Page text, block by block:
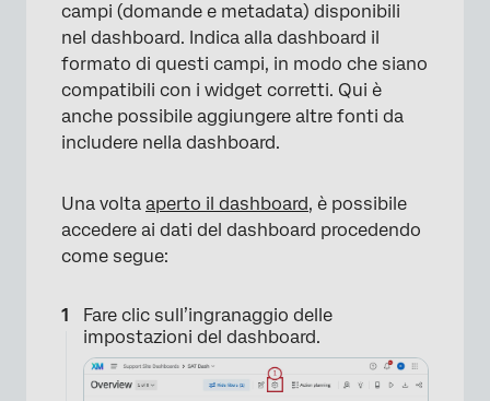
Mappatura dati vs. Mappatura dati.
Modellatore di dati
Utilizzo di set di dati con riferimenti multipli
Limiti di utilizzo del set di dati
campi (domande e metadata) disponibili
nel dashboard. Indica alla dashboard il
formato di questi campi, in modo che siano
compatibili con i widget corretti. Qui è
anche possibile aggiungere altre fonti da
includere nella dashboard.
Una volta aperto il dashboard, è possibile
accedere ai dati del dashboard procedendo
come segue:
Fare clic sull’ingranaggio delle
impostazioni del dashboard.